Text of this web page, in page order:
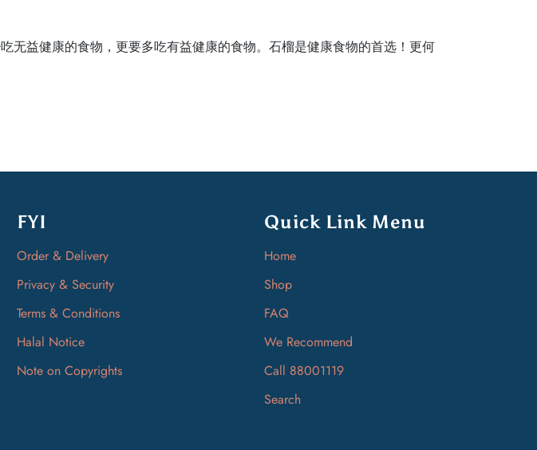
无益健康的食物，更要多吃有益健康的食物。石榴是健康食物的首选！更何
FYI
Order & Delivery
Privacy & Security
Terms & Conditions
Halal Notice
Note on Copyrights
Quick Link Menu
Home
Shop
FAQ
We Recommend
Call 88001119
Search